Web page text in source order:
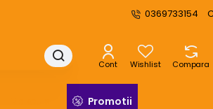
0369733154
Cont Wishlist Compara
Promotii